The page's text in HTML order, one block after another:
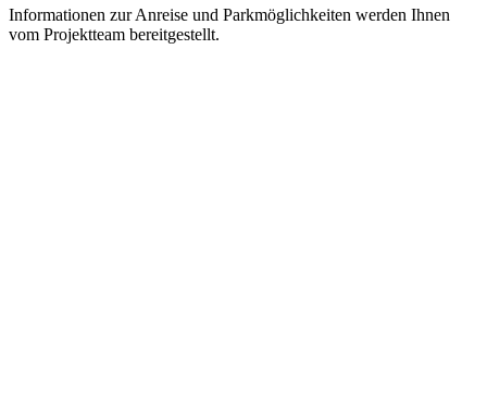
Informationen zur Anreise und Parkmöglichkeiten werden Ihnen
vom Projektteam bereitgestellt.